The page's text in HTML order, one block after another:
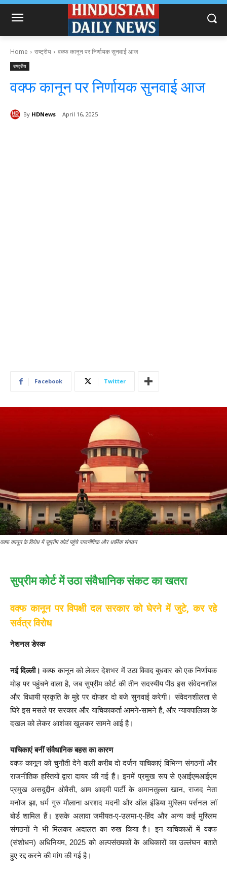
Home राष्ट्रीय वक्फ कानून पर निर्णायक सुनवाई आज
राष्ट्रीय
वक्फ कानून पर निर्णायक सुनवाई आज
By HDNews April 16, 2025
Facebook Twitter
वक्फ कानून के विरोध में सुप्रीम कोर्ट पहुंचे राजनीतिक और धार्मिक संगठन
सुप्रीम कोर्ट में उठा संवैधानिक संकट का खतरा
वक्फ कानून पर विपक्षी दल सरकार को घेरने में जुटे, कर रहे
सर्वत्र विरोध
नेशनल डेस्क
नई दिल्ली। वक्फ कानून को लेकर देशभर में उठा विवाद बुधवार को एक निर्णायक
मोड़ पर पहुंचने वाला है, जब सुप्रीम कोर्ट की तीन सदस्यीय पीठ इस संवेदनशील
और विधायी प्रकृति के मुद्दे पर दोपहर दो बजे सुनवाई करेगी। संवेदनशीलता से
घिरे इस मसले पर सरकार और याचिकाकर्ता आमने-सामने हैं, और न्यायपालिका के
दखल को लेकर आशंका खुलकर सामने आई है।
याचिकाएं बनीं संवैधानिक बहस का कारण
वक्फ कानून को चुनौती देने वाली करीब दो दर्जन याचिकाएं विभिन्न संगठनों और
राजनीतिक हस्तियों द्वारा दायर की गई हैं। इनमें प्रमुख रूप से एआईएमआईएम
प्रमुख असदुद्दीन ओवैसी, आम आदमी पार्टी के अमानतुल्ला खान, राजद नेता
मनोज झा, धर्म गुरु मौलाना अरशद मदनी और ऑल इंडिया मुस्लिम पर्सनल लॉ
बोर्ड शामिल हैं। इसके अलावा जमीयत-ए-उलमा-ए-हिंद और अन्य कई मुस्लिम
संगठनों ने भी मिलकर अदालत का रुख किया है। इन याचिकाओं में वक्फ
(संशोधन) अधिनियम, 2025 को अल्पसंख्यकों के अधिकारों का उल्लंघन बताते
हुए रद्द करने की मांग की गई है।